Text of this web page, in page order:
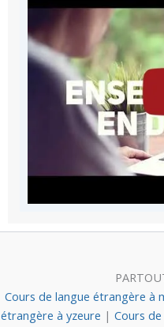
Cours de langue étrangère à
étrangère à yzeure | Cours